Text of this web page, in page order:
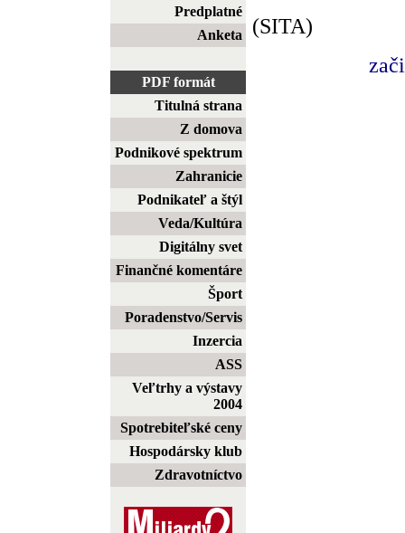
Predplatné
Anketa
PDF formát
Titulná strana
Z domova
Podnikové spektrum
Zahranicie
Podnikateľ a štýl
Veda/Kultúra
Digitálny svet
Finančné komentáre
Šport
Poradenstvo/Servis
Inzercia
ASS
Veľtrhy a výstavy
2004
Spotrebiteľské ceny
Hospodársky klub
Zdravotníctvo
(SITA)